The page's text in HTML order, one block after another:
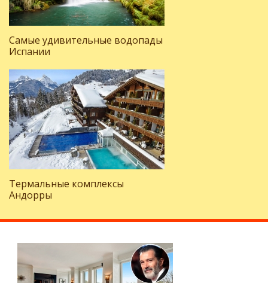
Самые удивительные водопады
Испании
Термальные комплексы
Андорры